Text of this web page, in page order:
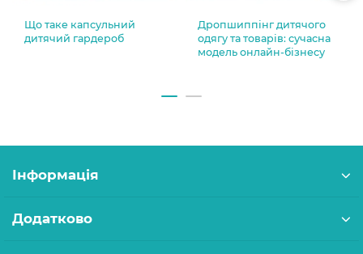
Що таке капсульний
дитячий гардероб
Дропшиппінг дитячого
одягу та товарів: сучасна
модель онлайн-бізнесу
Інформація
Додатково